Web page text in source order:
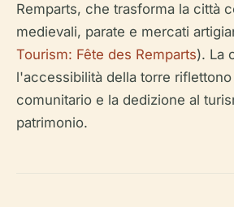
Remparts, che trasforma la città
medievali, parate e mercati
Tourism: Fête des Remparts). La
l'accessibilità della torre
comunitario e la dedizione al
patrimonio.